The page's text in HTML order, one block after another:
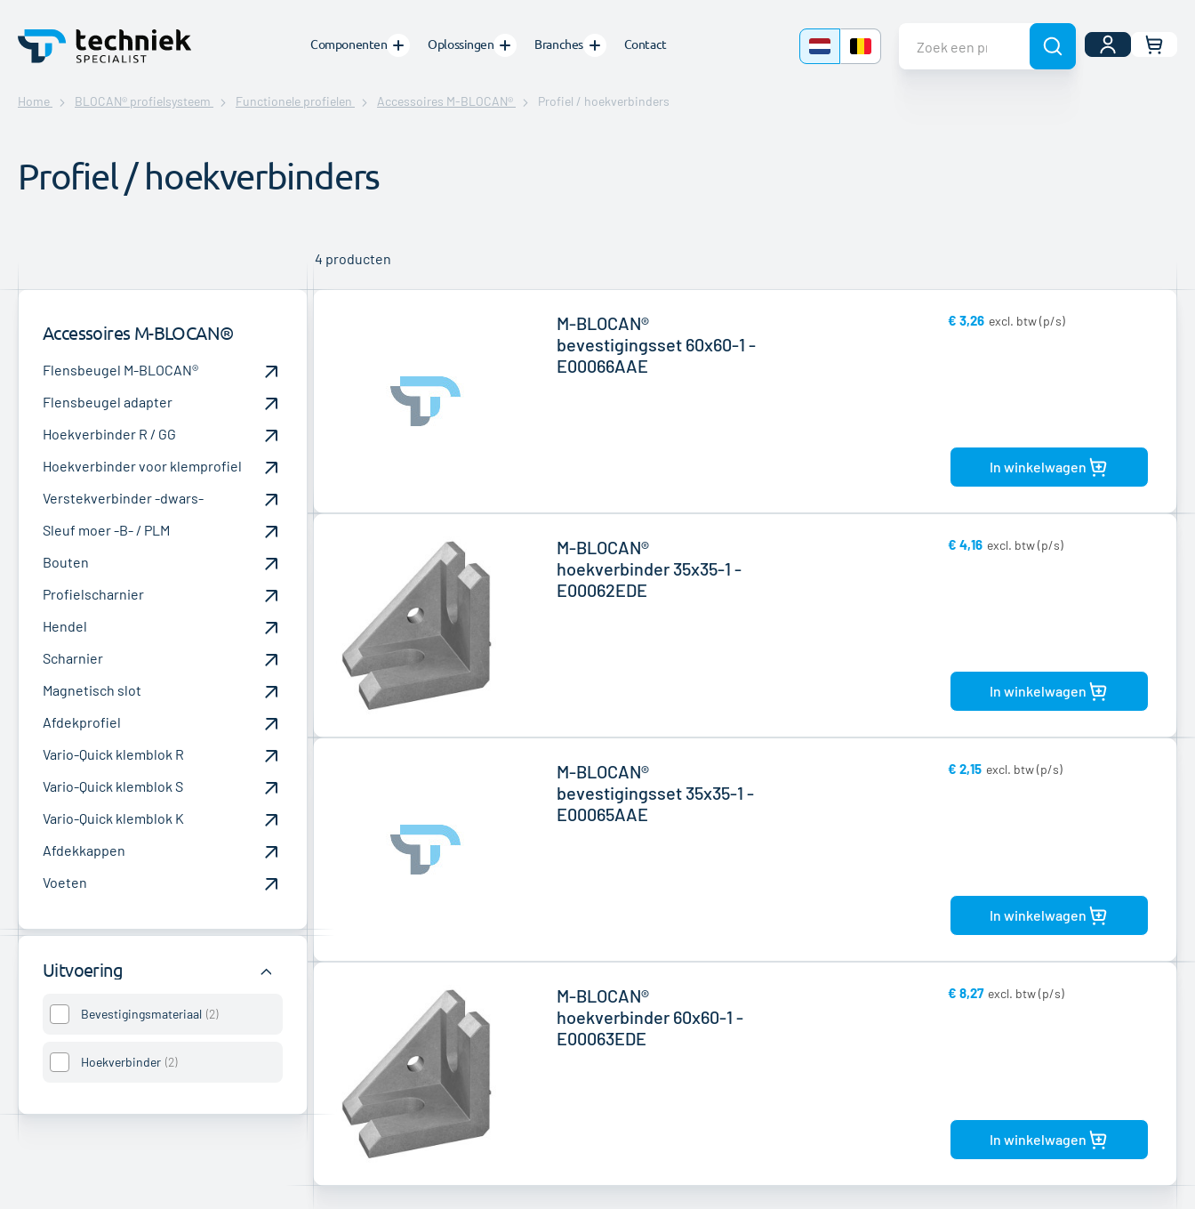
Componenten Oplossingen Branches Contact
Uw
Home BLOCAN® profielsysteem Functionele profielen Accessoires M-BLOCAN® Profiel / hoekverbinders
Profiel / hoekverbinders
4 producten
M-BLOCAN®
bevestigingsset 60x60-1 -
E00066AAE
€ 3,26
In winkelwagen
M-BLOCAN®
hoekverbinder 35x35-1 -
E00062EDE
€ 4,16
In winkelwagen
M-BLOCAN®
bevestigingsset 35x35-1 -
E00065AAE
€ 2,15
In winkelwagen
M-BLOCAN®
hoekverbinder 60x60-1 -
E00063EDE
€ 8,27
In winkelwagen
Accessoires M-BLOCAN®
Flensbeugel M-BLOCAN®
Flensbeugel adapter
Hoekverbinder R / GG
Hoekverbinder voor klemprofiel
Verstekverbinder -dwars-
Sleuf moer -B- / PLM
Bouten
Profielscharnier
Hendel
Scharnier
Magnetisch slot
Afdekprofiel
Vario-Quick klemblok R
Vario-Quick klemblok S
Vario-Quick klemblok K
Afdekkappen
Voeten
Uitvoering
Bevestigingsmateriaal 2
Hoekverbinder 2